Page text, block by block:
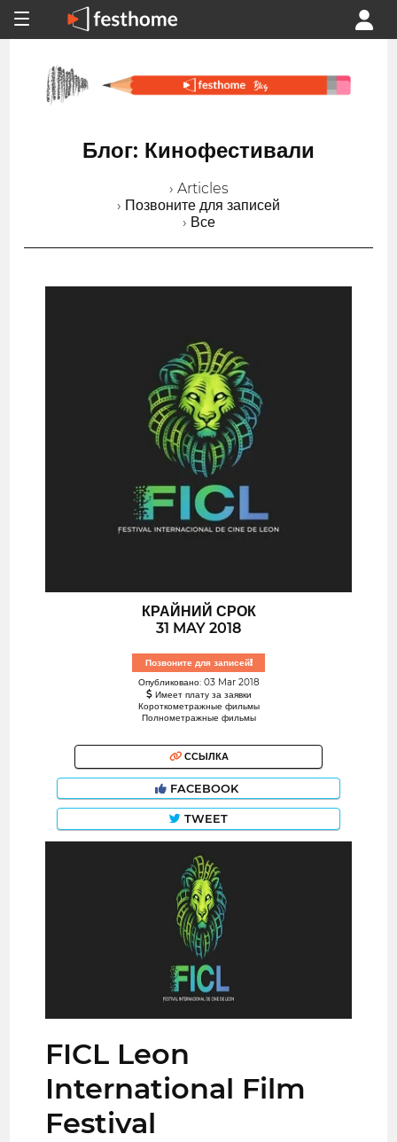
Блог: Кинофестивали
› Articles
› Позвоните для записей
› Все
КРАЙНИЙ СРОК
31 MAY 2018
Позвоните для записей!
Опубликовано: 03 Mar 2018
Имеет плату за заявки
Короткометражные фильмы
Полнометражные фильмы
ССЫЛКА
FACEBOOK
TWEET
FICL Leon
International Film
Festival